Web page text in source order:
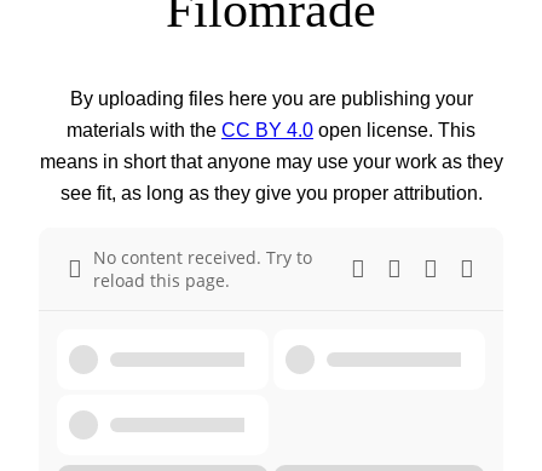
By uploading files here you are publishing your
materials with the CC BY 4.0 open license. This
means in short that anyone may use your work as they
see fit, as long as they give you proper attribution.
No content received. Try to
reload this page.